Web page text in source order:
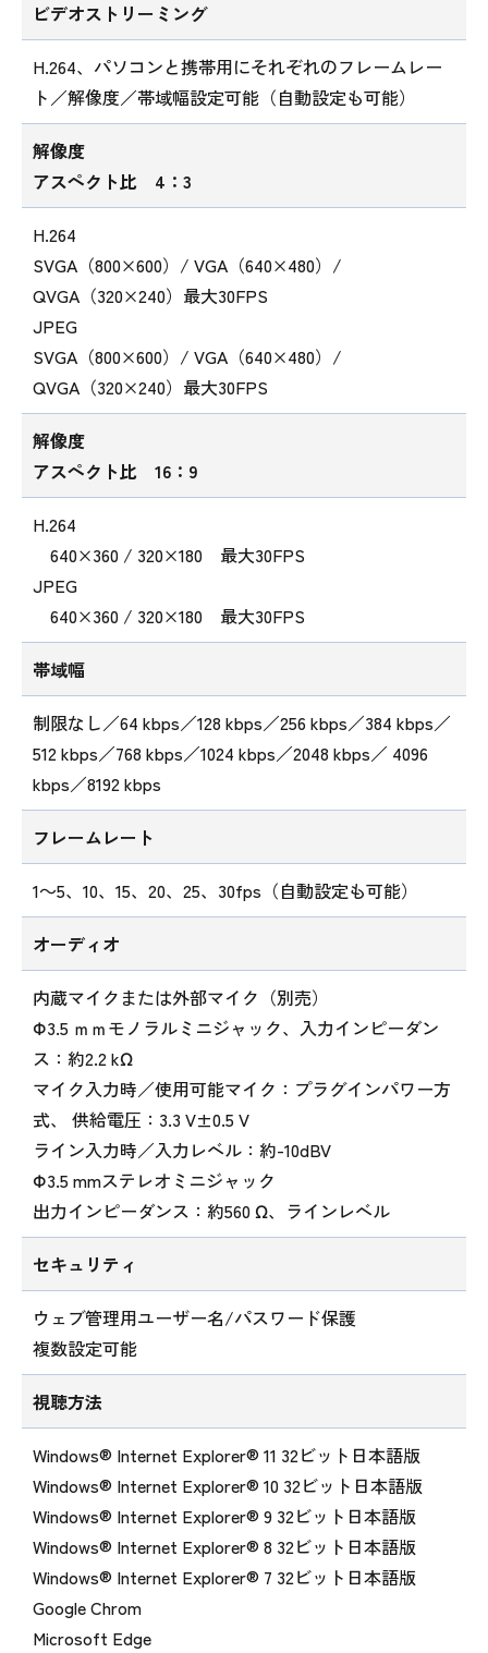
ビデオストリーミング
H.264、パソコンと携帯用にそれぞれのフレームレー
ト／解像度／帯域幅設定可能（自動設定も可能）
解像度
アスペクト比 4：3
H.264
SVGA（800×600）/ VGA（640×480）/
QVGA（320×240）最大30FPS
JPEG
SVGA（800×600）/ VGA（640×480）/
QVGA（320×240）最大30FPS
解像度
アスペクト比 16：9
H.264
640×360 / 320×180 最大30FPS
JPEG
640×360 / 320×180 最大30FPS
帯域幅
制限なし／64 kbps／128 kbps／256 kbps／384 kbps／
512 kbps／768 kbps／1024 kbps／2048 kbps／ 4096
kbps／8192 kbps
フレームレート
1～5、10、15、20、25、30fps（自動設定も可能）
オーディオ
内蔵マイクまたは外部マイク（別売）
Φ3.5 ｍｍモノラルミニジャック、入力インピーダン
ス：約2.2 kΩ
マイク入力時／使用可能マイク：プラグインパワー方
式、 供給電圧：3.3 V±0.5 V
ライン入力時／入力レベル：約-10dBV
Φ3.5 mmステレオミニジャック
出力インピーダンス：約560 Ω、ラインレベル
セキュリティ
ウェブ管理用ユーザー名/パスワード保護
複数設定可能
視聴方法
Windows® Internet Explorer® 11 32ビット日本語版
Windows® Internet Explorer® 10 32ビット日本語版
Windows® Internet Explorer® 9 32ビット日本語版
Windows® Internet Explorer® 8 32ビット日本語版
Windows® Internet Explorer® 7 32ビット日本語版
Google Chrom
Microsoft Edge